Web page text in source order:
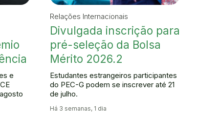
e
Relações Internacionais
Divulgada inscrição para
pré-seleção da Bolsa
Mérito 2026.2
Estudantes estrangeiros participantes
do PEC-G podem se inscrever até 21
de julho.
Há 3 semanas, 1 dia